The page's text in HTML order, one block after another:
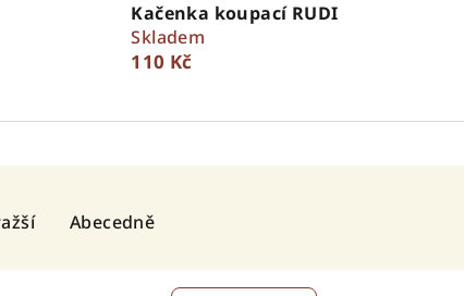
Kačenka koupací RUDI
Skladem
110 Kč
Abecedně